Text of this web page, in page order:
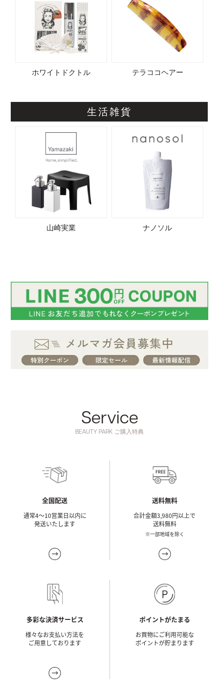
Service
BEAUTY PARK ご購入特典
全国配送
通常4～10営業日以内に
発送いたします
送料無料
合計金額3,980円以上で
送料無料
※一部地域を除く
多彩な決済サービス
様々なお支払い方法を
ご用意しております
ポイントがたまる
お買物にご利用可能な
ポイントが貯まります